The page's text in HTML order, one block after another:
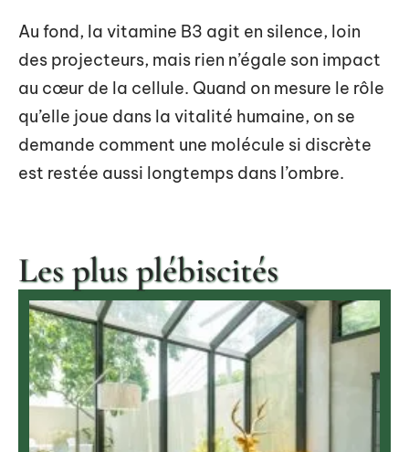
Au fond, la vitamine B3 agit en silence, loin
des projecteurs, mais rien n’égale son impact
au cœur de la cellule. Quand on mesure le rôle
qu’elle joue dans la vitalité humaine, on se
demande comment une molécule si discrète
est restée aussi longtemps dans l’ombre.
Les plus plébiscités